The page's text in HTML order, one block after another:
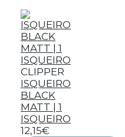
CLIPPER
ISQUEIRO
BLACK
MATT | 1
ISQUEIRO
12,15€